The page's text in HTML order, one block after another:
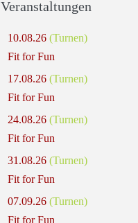
Veranstaltungen
10.08.26 (Turnen)
Fit for Fun
17.08.26 (Turnen)
Fit for Fun
24.08.26 (Turnen)
Fit for Fun
31.08.26 (Turnen)
Fit for Fun
07.09.26 (Turnen)
Fit for Fun